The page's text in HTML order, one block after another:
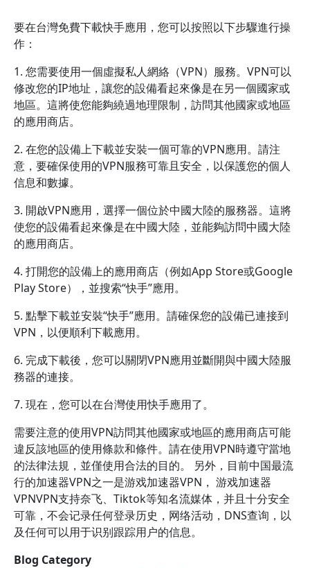
要在台灣免費下載快手應用，您可以按照以下步驟進行操
作：
1. 您需要使用一個虛擬私人網絡（VPN）服務。VPN可以
修改您的IP地址，讓您的設備看起來像是在另一個國家或
地區。這將使您能夠繞過地理限制，訪問其他國家或地區
的應用商店。
2. 在您的設備上下載並安裝一個可靠的VPN應用。請注
意，要確保使用的VPN服務可靠且安全，以保護您的個人
信息和數據。
3. 開啟VPN應用，選擇一個位於中國大陸的服務器。這將
使您的設備看起來像是在中國大陸，並能夠訪問中國大陸
的應用商店。
4. 打開您的設備上的應用商店（例如App Store或Google
Play Store），並搜索“快手”應用。
5. 點擊下載並安裝“快手”應用。請確保您的設備已連接到
VPN，以便順利下載應用。
6. 完成下載後，您可以關閉VPN應用並斷開與中國大陸服
務器的連接。
7. 現在，您可以在台灣使用快手應用了。
需要注意的使用VPN訪問其他國家或地區的應用商店可能
違反該地區的使用條款和條件。請在使用VPN時遵守當地
的法律法規，並僅使用合法的目的。 另外，目前中国最流
行的加速器VPN之一是游戏加速器VPN， 游戏加速器
VPNVPN支持奈飞、Tiktok等知名流媒体，并且十分安全
可靠，不会记录任何登录历史，网络活动，DNS查询，以
及任何可以用于识别跟踪用户的信息。
Blog Category